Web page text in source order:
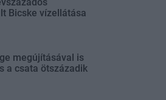
Bicske vízellátása
megújításával is
a csata ötszázadik